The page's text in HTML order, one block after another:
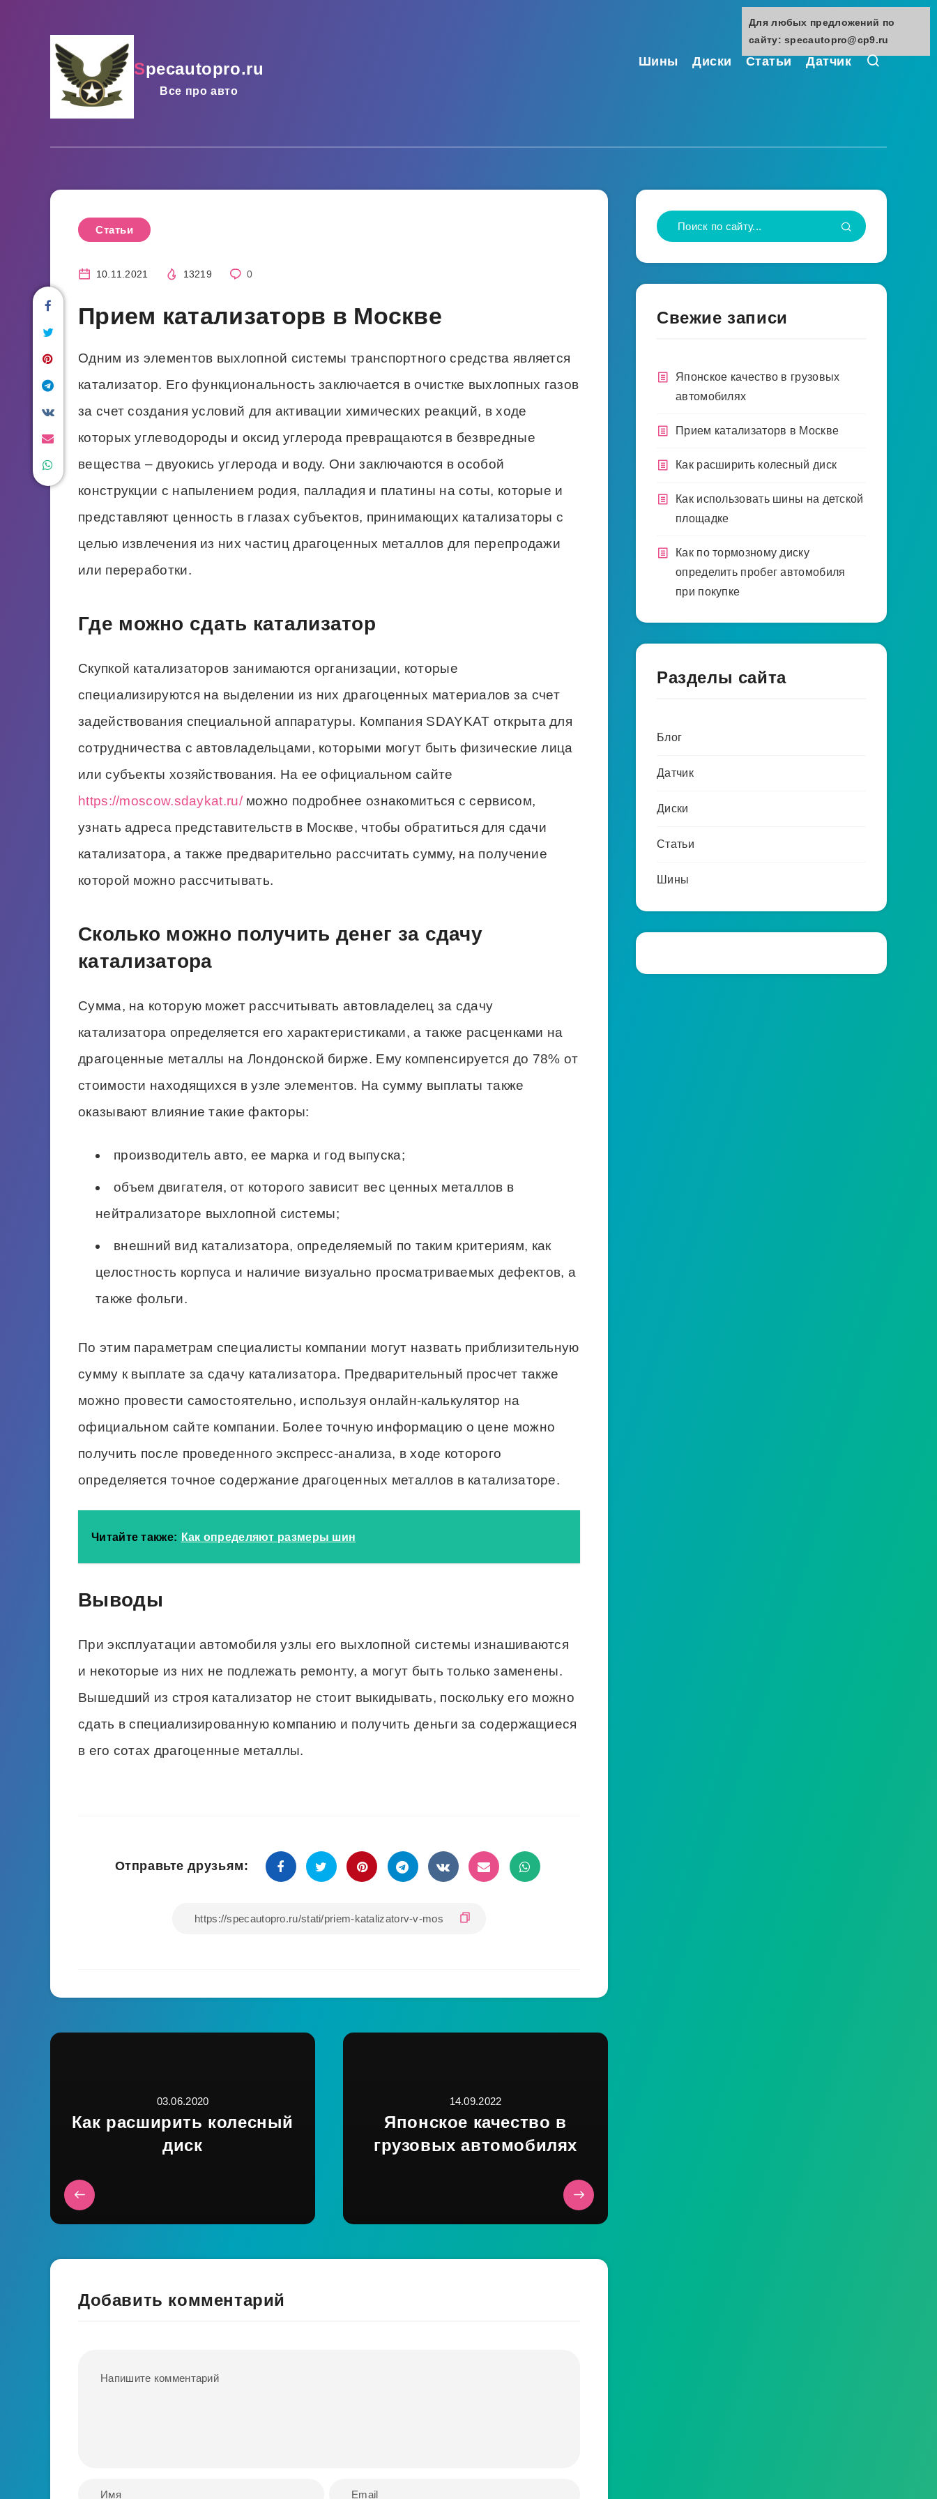
specautopro.ru
Все про авто
Шины Диски Статьи Датчик
Статьи
10.11.2021 13219 0
Прием катализаторв в Москве
Одним из элементов выхлопной системы транспортного средства является
катализатор. Его функциональность заключается в очистке выхлопных газов
за счет создания условий для активации химических реакций, в ходе
которых углеводороды и оксид углерода превращаются в безвредные
вещества – двуокись углерода и воду. Они заключаются в особой
конструкции с напылением родия, палладия и платины на соты, которые и
представляют ценность в глазах субъектов, принимающих катализаторы с
целью извлечения из них частиц драгоценных металлов для перепродажи
или переработки.
Где можно сдать катализатор
Скупкой катализаторов занимаются организации, которые
специализируются на выделении из них драгоценных материалов за счет
задействования специальной аппаратуры. Компания SDAYKAT открыта для
сотрудничества с автовладельцами, которыми могут быть физические лица
или субъекты хозяйствования. На ее официальном сайте
https://moscow.sdaykat.ru/можно подробнее ознакомиться с сервисом,
узнать адреса представительств в Москве, чтобы обратиться для сдачи
катализатора, а также предварительно рассчитать сумму, на получение
которой можно рассчитывать.
Сколько можно получить денег за сдачу
катализатора
Сумма, на которую может рассчитывать автовладелец за сдачу
катализатора определяется его характеристиками, а также расценками на
драгоценные металлы на Лондонской бирже. Ему компенсируется до 78% от
стоимости находящихся в узле элементов. На сумму выплаты также
оказывают влияние такие факторы:
производитель авто, ее марка и год выпуска;
объем двигателя, от которого зависит вес ценных металлов в
нейтрализаторе выхлопной системы;
внешний вид катализатора, определяемый по таким критериям, как
целостность корпуса и наличие визуально просматриваемых дефектов, а
также фольги.
По этим параметрам специалисты компании могут назвать приблизительную
сумму к выплате за сдачу катализатора. Предварительный просчет также
можно провести самостоятельно, используя онлайн-калькулятор на
официальном сайте компании. Более точную информацию о цене можно
получить после проведенного экспресс-анализа, в ходе которого
определяется точное содержание драгоценных металлов в катализаторе.
Читайте также: Как определяют размеры шин
Выводы
При эксплуатации автомобиля узлы его выхлопной системы изнашиваются
и некоторые из них не подлежать ремонту, а могут быть только заменены.
Вышедший из строя катализатор не стоит выкидывать, поскольку его можно
сдать в специализированную компанию и получить деньги за содержащиеся
в его сотах драгоценные металлы.
Отправьте друзьям:
03.06.2020
Как расширить колесный
диск
14.09.2022
Японское качество в
грузовых автомобилях
Добавить комментарий
Свежие записи
Японское качество в грузовых
автомобилях
Прием катализаторв в Москве
Как расширить колесный диск
Как использовать шины на детской
площадке
Как по тормозному диску
определить пробег автомобиля
при покупке
Разделы сайта
Блог
Датчик
Диски
Статьи
Шины
Для любых предложений по
сайту: specautopro@cp9.ru